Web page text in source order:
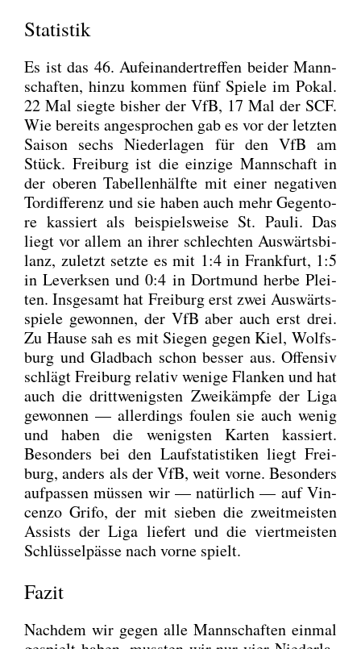
Statistik
Es ist das 46. Auf­ein­an­der­tref­fen bei­der Mann­
schaf­ten, hin­zu kom­men fünf Spie­le im Pokal.
22 Mal sieg­te bis­her der VfB, 17 Mal der SCF.
Wie bereits ange­spro­chen gab es vor der letz­ten
Sai­son sechs Nie­der­la­gen für den VfB am
Stück. Frei­burg ist die ein­zi­ge Mann­schaft in
der obe­ren Tabel­len­hälf­te mit einer nega­ti­ven
Tor­dif­fe­renz und sie haben auch mehr Gegen­to­
re kas­siert als bei­spiels­wei­se St. Pau­li. Das
liegt vor allem an ihrer schlech­ten Aus­wärts­bi­
lanz, zuletzt setz­te es mit 1:4 in Frank­furt, 1:5
in Leverksen und 0:4 in Dort­mund her­be Plei­
ten. Ins­ge­samt hat Frei­burg erst zwei Aus­wärts­
spie­le gewon­nen, der VfB aber auch erst drei.
Zu Hau­se sah es mit Sie­gen gegen Kiel, Wolfs­
burg und Glad­bach schon bes­ser aus. Offen­siv
schlägt Frei­burg rela­tiv weni­ge Flan­ken und hat
auch die dritt­we­nigs­ten Zwei­kämp­fe der Liga
gewon­nen — aller­dings fou­len sie auch wenig
und haben die wenigs­ten Kar­ten kas­siert.
Beson­ders bei den Lauf­sta­tis­ti­ken liegt Frei­
burg, anders als der VfB, weit vor­ne. Beson­ders
auf­pas­sen müs­sen wir — natür­lich — auf Vin­
cen­zo Grifo, der mit sie­ben die zweit­meis­ten
Assists der Liga lie­fert und die viert­meis­ten
Schlüs­sel­päs­se nach vor­ne spielt.
Fazit
Nach­dem wir gegen alle Mann­schaf­ten ein­mal